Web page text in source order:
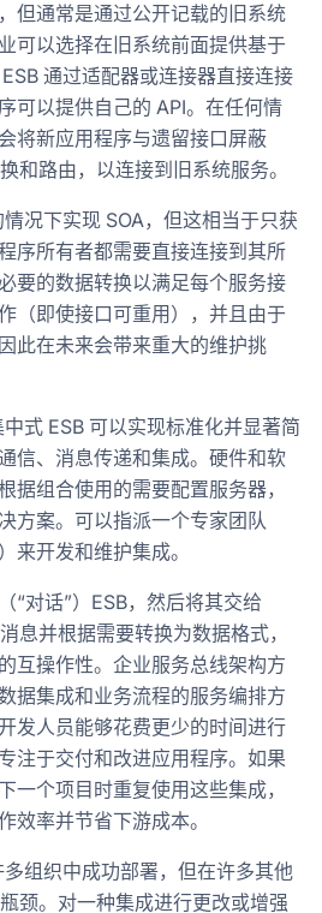
但通常是通过公开记载的旧系统
可以选择在旧系统前面提供基于
通过适配器或连接器直接连接
可以提供自己的 API。在任何情
将新应用程序与遗留接口屏蔽
和路由，以连接到旧系统服务。
况下实现 SOA，但这相当于只获
序所有者都需要直接连接到其所
要的数据转换以满足每个服务接
（即使接口可重用），并且由于
此在未来会带来重大的维护挑
式 ESB 可以实现标准化并显著简
信、消息传递和集成。硬件和软
据组合使用的需要配置服务器，
方案。可以指派一个专家团队
来开发和维护集成。
“对话”）ESB，然后将其交给
息并根据需要转换为数据格式，
互操作性。企业服务总线架构方
据集成和业务流程的服务编排方
发人员能够花费更少的时间进行
注于交付和改进应用程序。如果
一个项目时重复使用这些集成，
效率并节省下游成本。
组织中成功部署，但在许多其他
颈。对一种集成进行更改或增强